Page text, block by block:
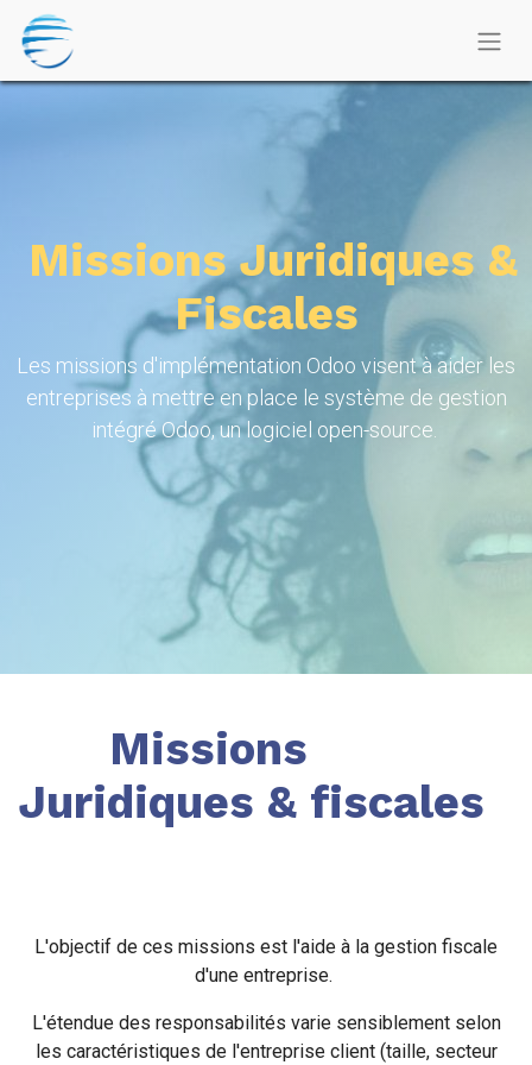
Missions Juridiques &
Fiscales
Les missions d'implémentation Odoo visent à aider les
entreprises à mettre en place le système de gestion
intégré Odoo, un logiciel open-source.
Missions
Juridiques & fiscales
L'objectif de ces missions est l'aide à la gestion fiscale
d'une entreprise.
L'étendue des responsabilités varie sensiblement selon
les caractéristiques de l'entreprise client (taille, secteur